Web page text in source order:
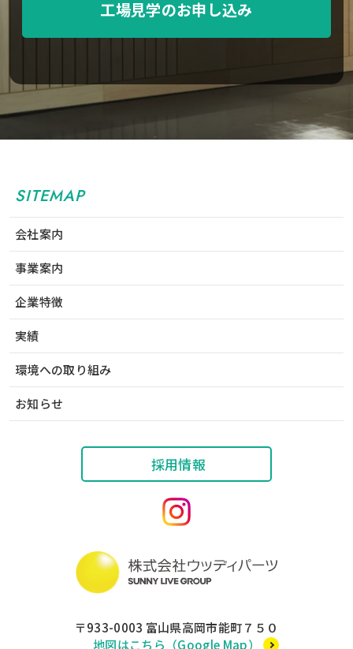
工場見学のお申し込み
SITEMAP
会社案内
事業案内
企業特徴
実績
環境への取り組み
お知らせ
〒933-0003 富山県高岡市能町７５０
地図はこちら（Google Map）
採用情報